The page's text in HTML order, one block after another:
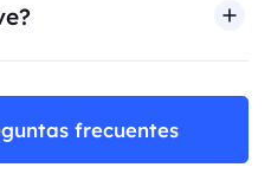
frecuentes